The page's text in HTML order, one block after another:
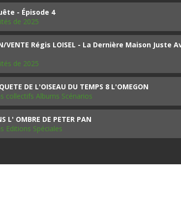
- Épisode 4
de 2025
VENTE Régis LOISEL - La Dernière Maison Juste
de 2025
DE L'OISEAU DU TEMPS 8 L'OMEGON
collectifs Albums Scénarios
L' OMBRE DE PETER PAN
Editions Spéciales